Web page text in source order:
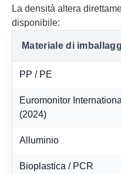
La densità altera
disponibile:
Materiale di
PP / PE
Euromonitor International
(2024)
Alluminio
Bioplastica / PCR